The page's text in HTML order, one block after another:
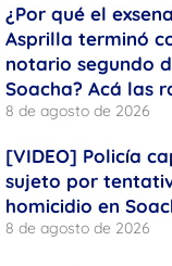
¿Por qué el
Asprilla terminó
notario segundo
Soacha? Acá las
8 de agosto de 2026
[VIDEO] Policía
sujeto por
homicidio en
8 de agosto de 2026